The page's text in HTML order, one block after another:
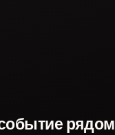
рядом